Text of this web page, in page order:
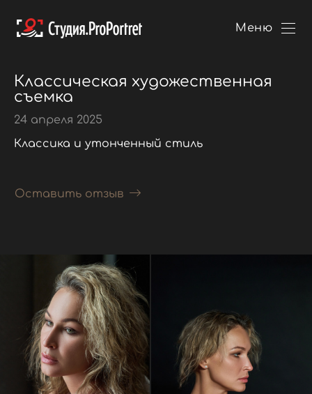
Меню
Классическая художественная
съемка
24 апреля 2025
Классика и утонченный стиль
Оставить отзыв